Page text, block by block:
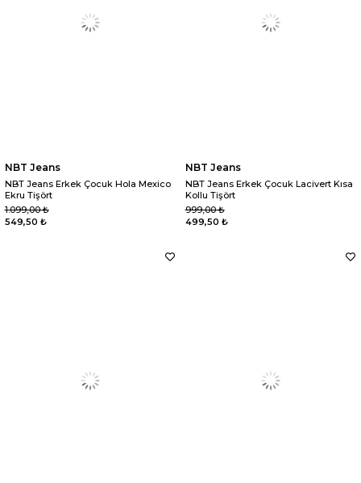
NBT Jeans
NBT Jeans Erkek Çocuk Hola Mexico
Ekru Tişört
549,50 ₺
1.099,00 ₺
NBT Jeans
NBT Jeans Erkek Çocuk Lacivert Kısa
Kollu Tişört
499,50 ₺
999,00 ₺